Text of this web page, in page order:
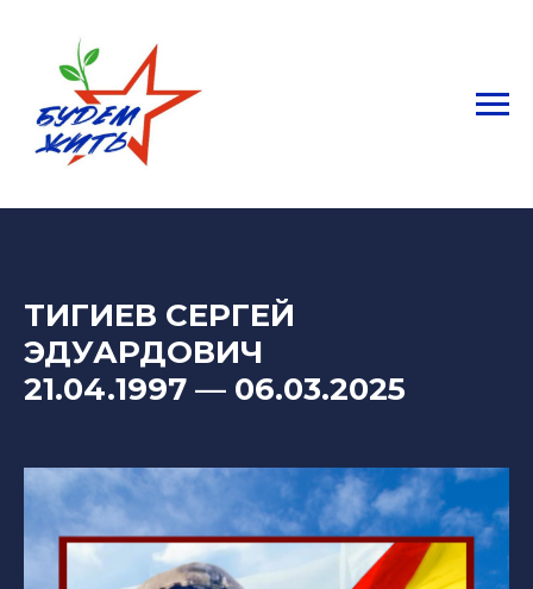
ТИГИЕВ СЕРГЕЙ
ЭДУАРДОВИЧ
21.04.1997 — 06.03.2025